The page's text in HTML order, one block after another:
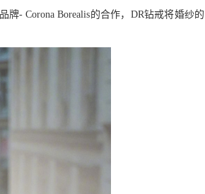
牌- Corona Borealis的合作，DR钻戒将婚纱的